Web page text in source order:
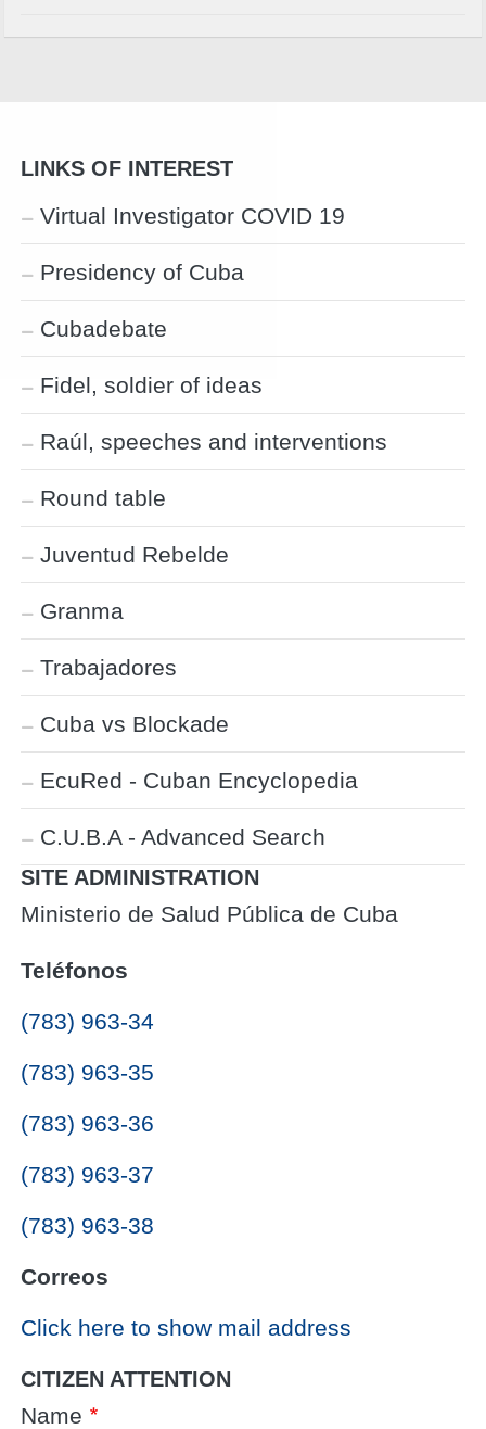
LINKS OF INTEREST
Virtual Investigator COVID 19
Presidency of Cuba
Cubadebate
Fidel, soldier of ideas
Raúl, speeches and interventions
Round table
Juventud Rebelde
Granma
Trabajadores
Cuba vs Blockade
EcuRed - Cuban Encyclopedia
C.U.B.A - Advanced Search
SITE ADMINISTRATION
Ministerio de Salud Pública de Cuba
Teléfonos
(783) 963-34
(783) 963-35
(783) 963-36
(783) 963-37
(783) 963-38
Correos
Click here to show mail address
CITIZEN ATTENTION
Name